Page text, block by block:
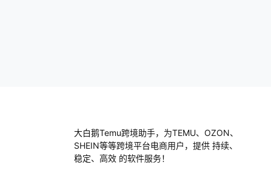
大白鹅Temu跨境助手，为TEMU、OZON、
SHEIN等等跨境平台电商用户，提供 持续、
稳定、高效 的软件服务！